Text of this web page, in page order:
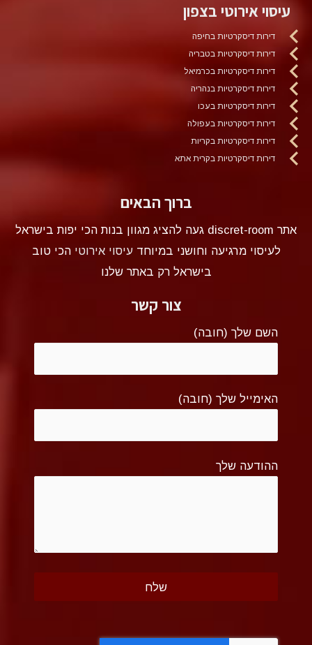
עיסוי אירוטי בצפון
דירות דיסקרטיות בחיפה
דירות דיסקרטיות בטבריה
דירות דיסקרטיות בכרמיאל
דירות דיסקרטיות בנהריה
דירות דיסקרטיות בעכו
דירות דיסקרטיות בעפולה
דירות דיסקרטיות בקריות
דירות דיסקרטיות בקרית אתא
ברוך הבאים
אתר discret-room געה להציג מגוון בנות הכי יפות בישראל
לעיסוי מרגיעה וחושני במיוחדעיסוי אירוטי הכי טוב
בישראל רק באתר שלנו
צור קשר
השם שלך (חובה)
האימייל שלך (חובה)
ההודעה שלך